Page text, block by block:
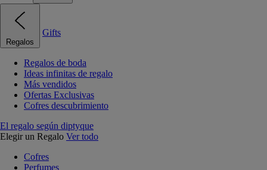
Regalos
Gifts
Regalos de boda
Ideas infinitas de regalo
Más vendidos
Ofertas Exclusivas
Cofres descubrimiento
El regalo según diptyque
Elegir un Regalo Ver todo
Cofres
Perfumes